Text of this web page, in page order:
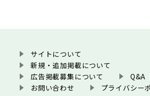
サイトについて
新規・追加掲載について
広告掲載募集について
Q&A
お問い合わせ
プライバシー